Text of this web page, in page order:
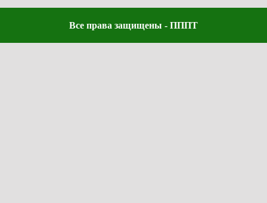
Все права защищены - ПППТ